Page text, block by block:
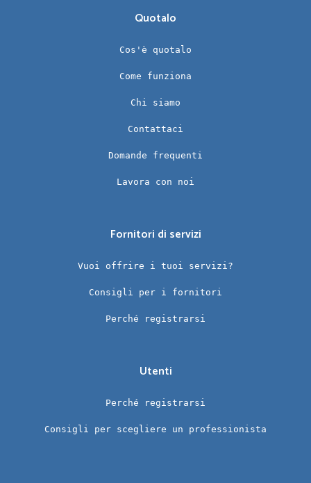
Quotalo
Cos'è quotalo
Come funziona
Chi siamo
Contattaci
Domande frequenti
Lavora con noi
Fornitori di servizi
Vuoi offrire i tuoi servizi?
Consigli per i fornitori
Perché registrarsi
Utenti
Perché registrarsi
Consigli per scegliere un professionista